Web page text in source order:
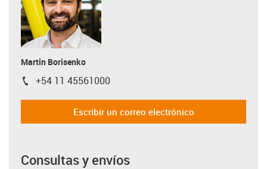
Martin Borisenko
igus-icon-phone
+54 11 45561000
Escribir un correo electrónico
Consultas y envíos